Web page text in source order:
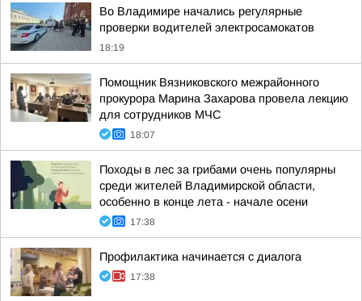
Во Владимире начались регулярные
проверки водителей электросамокатов
18:19
Помощник Вязниковского межрайонного
прокурора Марина Захарова провела лекцию
для сотрудников МЧС
18:07
Походы в лес за грибами очень популярны
среди жителей Владимирской области,
особенно в конце лета - начале осени
17:38
Профилактика начинается с диалога
17:38